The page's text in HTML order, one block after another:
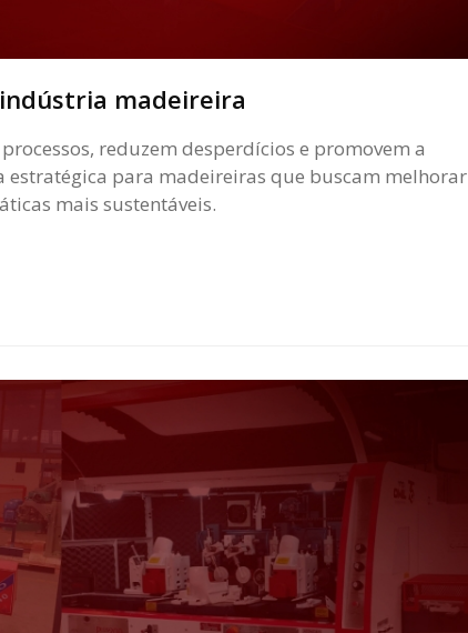
madeireira
reduzem desperdícios e promovem a
estratégica para madeireiras que buscam melhorar
mais sustentáveis.